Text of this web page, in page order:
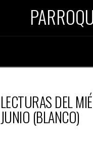
LECTURAS DEL
JUNIO (BLANCO)